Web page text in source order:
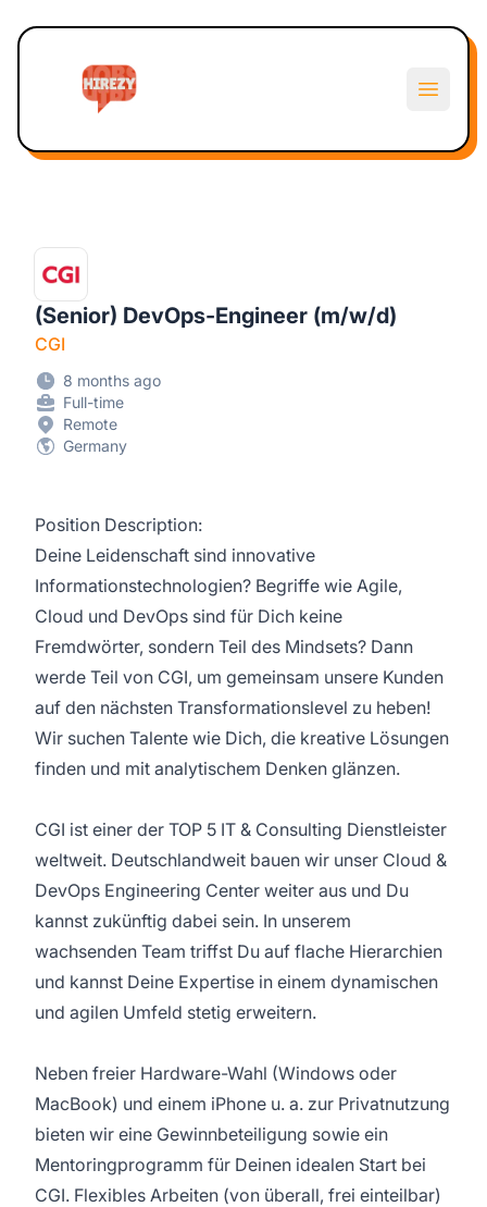
Open
(Senior) DevOps-Engineer (m/w/d)
CGI
8 months ago
Full-time
Remote
Germany
Position Description:
Deine Leidenschaft sind innovative
Informationstechnologien? Begriffe wie Agile,
Cloud und DevOps sind für Dich keine
Fremdwörter, sondern Teil des Mindsets? Dann
werde Teil von CGI, um gemeinsam unsere Kunden
auf den nächsten Transformationslevel zu heben!
Wir suchen Talente wie Dich, die kreative Lösungen
finden und mit analytischem Denken glänzen.
CGI ist einer der TOP 5 IT & Consulting Dienstleister
weltweit. Deutschlandweit bauen wir unser Cloud &
DevOps Engineering Center weiter aus und Du
kannst zukünftig dabei sein. In unserem
wachsenden Team triffst Du auf flache Hierarchien
und kannst Deine Expertise in einem dynamischen
und agilen Umfeld stetig erweitern.
Neben freier Hardware-Wahl (Windows oder
MacBook) und einem iPhone u. a. zur Privatnutzung
bieten wir eine Gewinnbeteiligung sowie ein
Mentoringprogramm für Deinen idealen Start bei
CGI. Flexibles Arbeiten (von überall, frei einteilbar)